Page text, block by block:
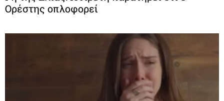
Ορέστης οπλοφορεί